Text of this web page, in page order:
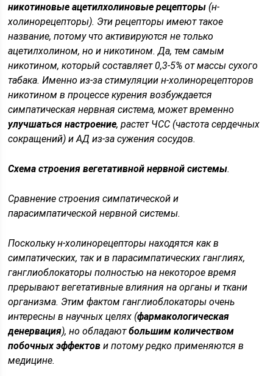
никотиновые ацетилхолиновые рецепторы (н-
холинорецепторы). Эти рецепторы имеют такое
название, потому что активируются не только
ацетилхолином, но иникотином. Да, тем самым
никотином, который составляет 0,3-5% от массы сухого
табака. Именно из-за стимуляции н-холинорецепторов
никотином в процессе курения возбуждается
симпатическая нервная система, может временно
улучшаться настроение, растет ЧСС (частота сердечных
сокращений) и АД из-за сужения сосудов.
Схема строения вегетативной нервной системы.
Cравнение строения симпатической и
парасимпатической нервной системы.
Поскольку н-холинорецепторы находятся как в
симпатических, так и в парасимпатических ганглиях,
ганглиоблокаторы полностью на некоторое время
прерывают вегетативные влияния на органы и ткани
организма. Этим фактом ганглиоблокаторы очень
интересны в научных целях (фармакологическая
денервация), но обладаютбольшим количеством
побочных эффектов и потому редко применяются в
медицине.